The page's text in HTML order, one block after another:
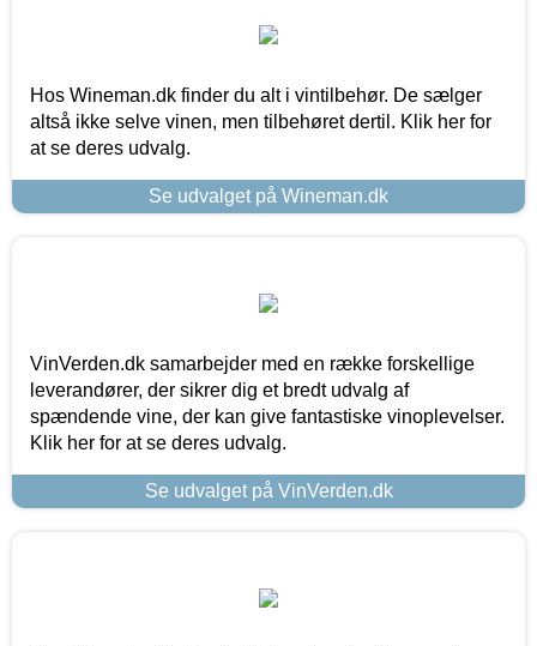
Hos Wineman.dk finder du alt i vintilbehør. De sælger
altså ikke selve vinen, men tilbehøret dertil. Klik her for
at se deres udvalg.
Se udvalget på Wineman.dk
VinVerden.dk samarbejder med en række forskellige
leverandører, der sikrer dig et bredt udvalg af
spændende vine, der kan give fantastiske vinoplevelser.
Klik her for at se deres udvalg.
Se udvalget på VinVerden.dk